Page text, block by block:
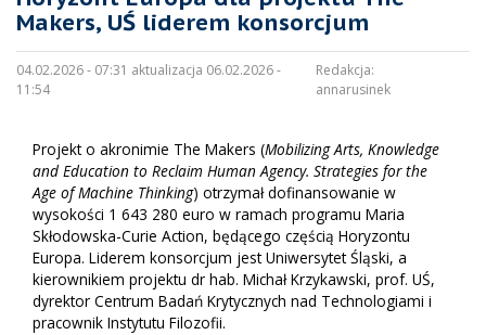
Makers, UŚ liderem konsorcjum
04.02.2026 - 07:31 aktualizacja 06.02.2026 -
11:54
Redakcja:
annarusinek
Projekt o akronimie The Makers (Mobilizing Arts, Knowledge
and Education to Reclaim Human Agency. Strategies for the
Age of Machine Thinking) otrzymał dofinansowanie w
wysokości 1 643 280 euro w ramach programu Maria
Skłodowska-Curie Action, będącego częścią Horyzontu
Europa. Liderem konsorcjum jest Uniwersytet Śląski, a
kierownikiem projektu dr hab. Michał Krzykawski, prof. UŚ,
dyrektor Centrum Badań Krytycznych nad Technologiami i
pracownik Instytutu Filozofii.